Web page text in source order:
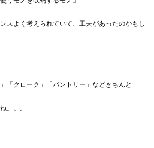
スよく考えられていて、工夫があったのかもし
「クローク」「パントリー」などきちんと
。。。